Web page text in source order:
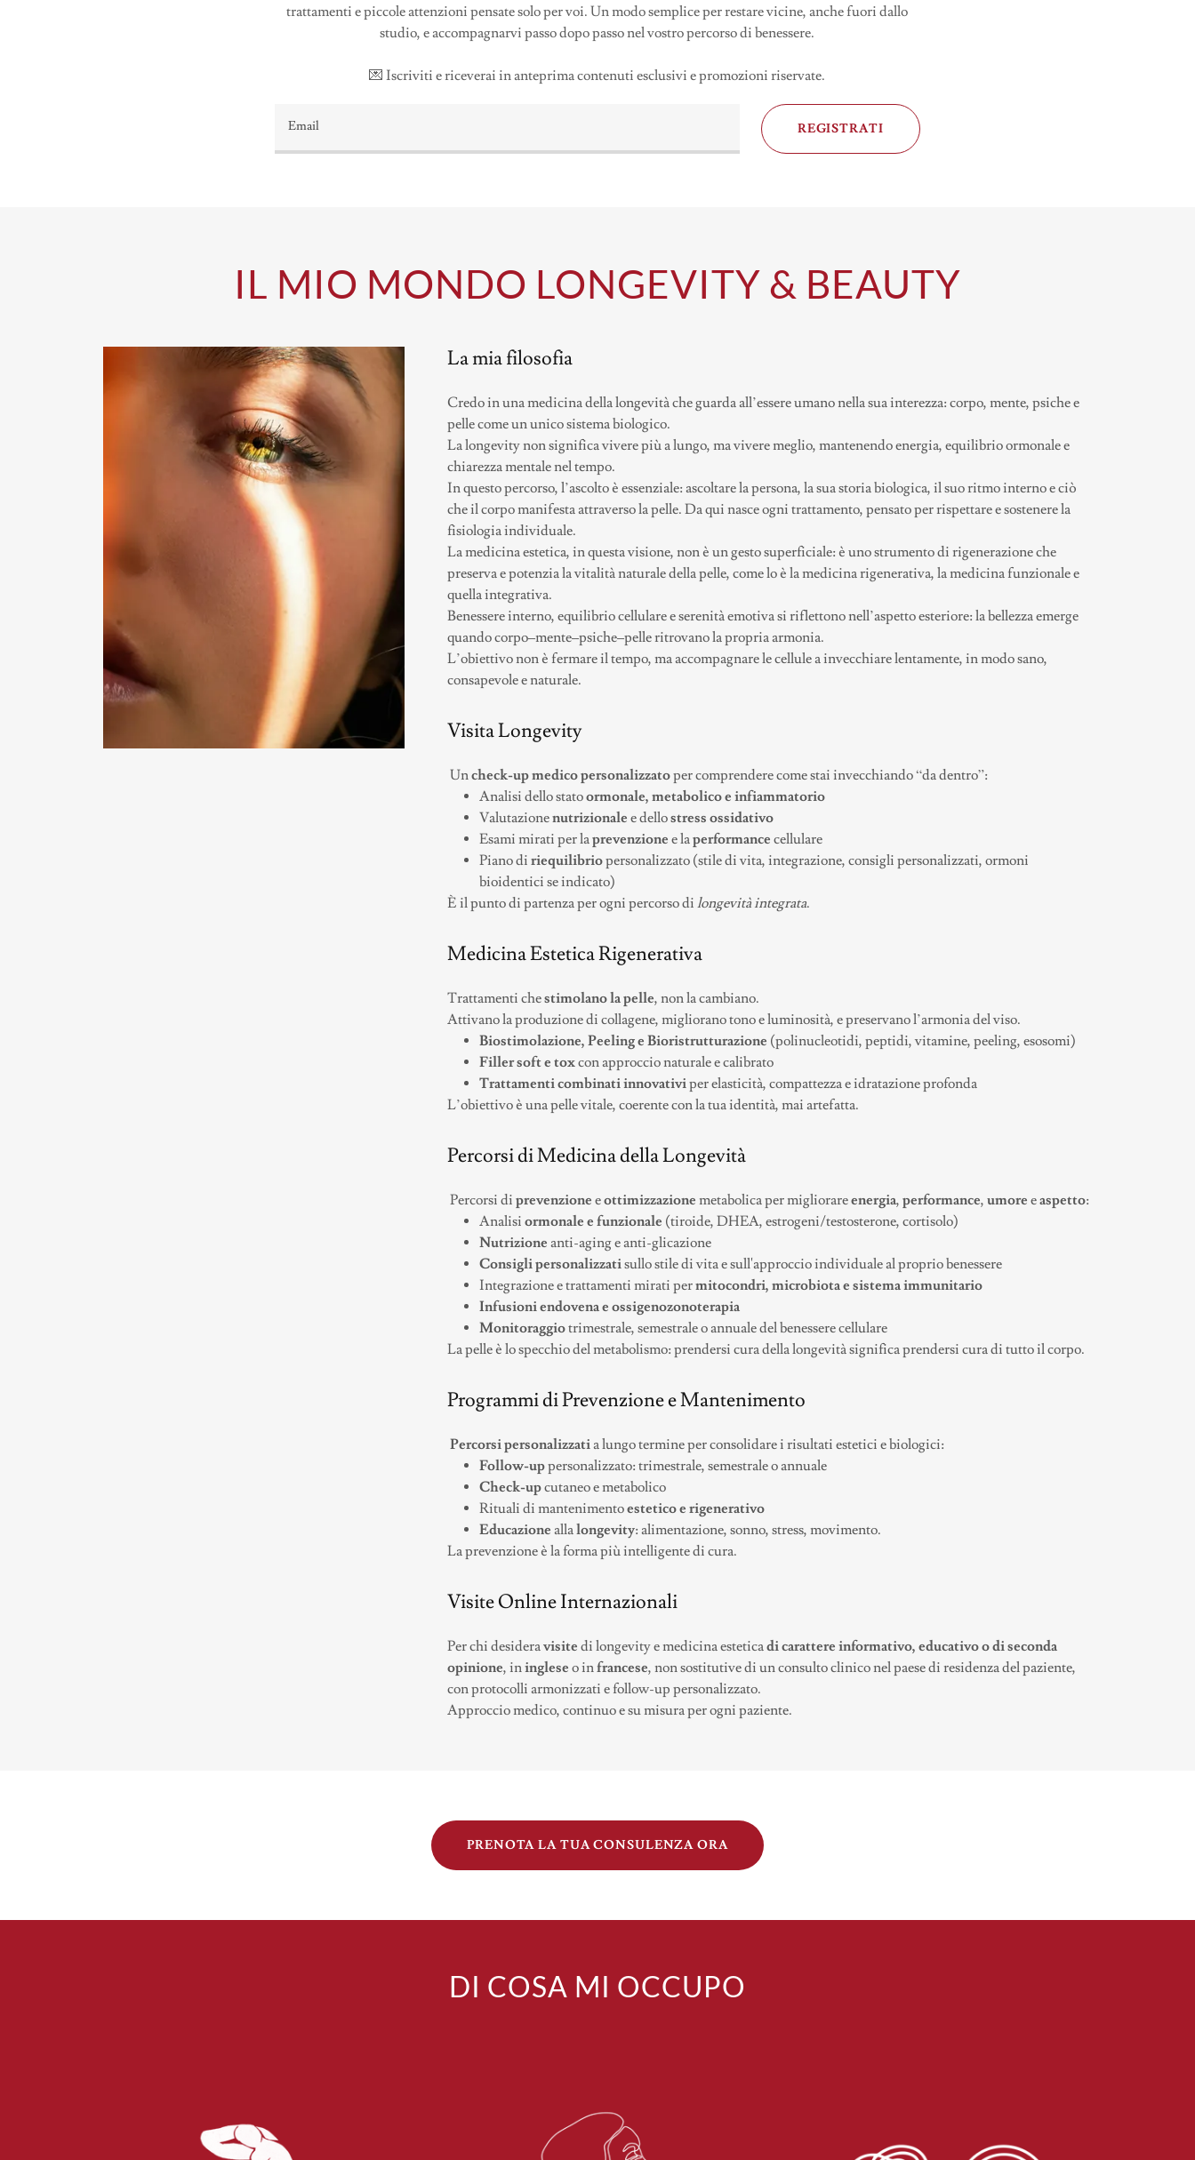
trattamenti e piccole attenzioni pensate solo per voi. Un modo semplice per restare vicine, anche fuori dallo
studio, e accompagnarvi passo dopo passo nel vostro percorso di benessere.
💌 Iscriviti e riceverai in anteprima contenuti esclusivi e promozioni riservate.
Email REGISTRATI
IL MIO MONDO LONGEVITY & BEAUTY
La mia filosofia
Credo in una medicina della longevità che guarda all’essere umano nella sua interezza: corpo, mente, psiche e
pelle come un unico sistema biologico.
La longevity non significa vivere più a lungo, ma vivere meglio, mantenendo energia, equilibrio ormonale e
chiarezza mentale nel tempo.
In questo percorso, l’ascolto è essenziale: ascoltare la persona, la sua storia biologica, il suo ritmo interno e ciò
che il corpo manifesta attraverso la pelle. Da qui nasce ogni trattamento, pensato per rispettare e sostenere la
fisiologia individuale.
La medicina estetica, in questa visione, non è un gesto superficiale: è uno strumento di rigenerazione che
preserva e potenzia la vitalità naturale della pelle, come lo è la medicina rigenerativa, la medicina funzionale e
quella integrativa.
Benessere interno, equilibrio cellulare e serenità emotiva si riflettono nell’aspetto esteriore: la bellezza emerge
quando corpo–mente–psiche–pelle ritrovano la propria armonia.
L’obiettivo non è fermare il tempo, ma accompagnare le cellule a invecchiare lentamente, in modo sano,
consapevole e naturale.
Visita Longevity
Uncheck-up medico personalizzatoper comprendere come stai invecchiando “da dentro”:
Analisi dello statoormonale, metabolico e infiammatorio
Valutazionenutrizionalee dellostress ossidativo
Esami mirati per laprevenzionee laperformancecellulare
Piano diriequilibriopersonalizzato (stile di vita, integrazione, consigli personalizzati, ormoni
bioidentici se indicato)
È il punto di partenza per ogni percorso di longevità integrata.
Medicina Estetica Rigenerativa
Trattamenti chestimolano la pelle, non la cambiano.
Attivano la produzione di collagene, migliorano tono e luminosità, e preservano l’armonia del viso.
Biostimolazione, Peeling e Bioristrutturazione (polinucleotidi, peptidi, vitamine, peeling, esosomi)
Filler soft e toxcon approccio naturale e calibrato
Trattamenti combinati innovativiper elasticità, compattezza e idratazione profonda
L’obiettivo è una pelle vitale, coerente con la tua identità, mai artefatta.
Percorsi di Medicina della Longevità
Percorsi di prevenzione eottimizzazione metabolica per migliorareenergia, performance, umore easpetto:
Analisiormonale e funzionale (tiroide, DHEA, estrogeni/testosterone, cortisolo)
Nutrizioneanti-aging e anti-glicazione
Consigli personalizzatisullo stile di vita e sull'approccio individuale al proprio benessere
Integrazione e trattamenti mirati permitocondri, microbiota e sistema immunitario
Infusioni endovena e ossigenozonoterapia
Monitoraggiotrimestrale, semestrale o annuale del benessere cellulare
La pelle è lo specchio del metabolismo: prendersi cura della longevità significa prendersi cura di tutto il corpo.
Programmi di Prevenzione e Mantenimento
Percorsi personalizzatia lungo termine per consolidare i risultati estetici e biologici:
Follow-uppersonalizzato: trimestrale, semestrale o annuale
Check-upcutaneo e metabolico
Rituali di mantenimentoestetico e rigenerativo
Educazione allalongevity: alimentazione, sonno, stress, movimento.
La prevenzione è la forma più intelligente di cura.
Visite Online Internazionali
Per chi desideravisite di longevity e medicina esteticadi carattere informativo, educativo o di seconda
opinione, ininglese o infrancese, non sostitutive di un consulto clinico nel paese di residenza del paziente,
con protocolli armonizzati e follow-up personalizzato.
Approccio medico, continuo e su misura per ogni paziente.
PRENOTA LA TUA CONSULENZA ORA
DI COSA MI OCCUPO